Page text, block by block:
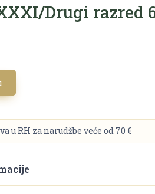
Drugi razred
u RH za narudžbe veće od 70 €